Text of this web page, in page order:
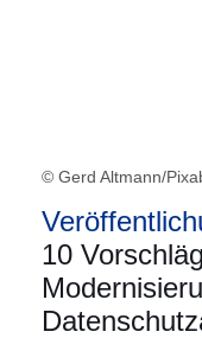
© Gerd Altmann/
10